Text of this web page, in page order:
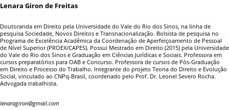
Lenara Giron de Freitas
Doutoranda em Direito pela Universidade do Vale do Rio dos Sinos, na linha de
pesquisa Sociedade, Novos Direitos e Transnacionalização. Bolsista de pesquisa no
Programa de Excelência Acadêmica da Coordenação de Aperfeiçoamento de Pessoal
de Nível Superior (PROEX/CAPES). Possui Mestrado em Direito (2015) pela Universidade
do Vale do Rio dos Sinos e Graduação em Ciências Jurídicas e Sociais. Professora em
cursos preparatórios para OAB e Concurso. Professora de cursos de Pós-Graduação
em Direito e Processo do Trabalho. Integrante do projeto Teoria do Direito e Evolução
Social, vinculado ao CNPq-Brasil, coordenado pelo Prof. Dr. Leonel Severo Rocha.
Advogada trabalhista.
lenaragiron@gmail.com